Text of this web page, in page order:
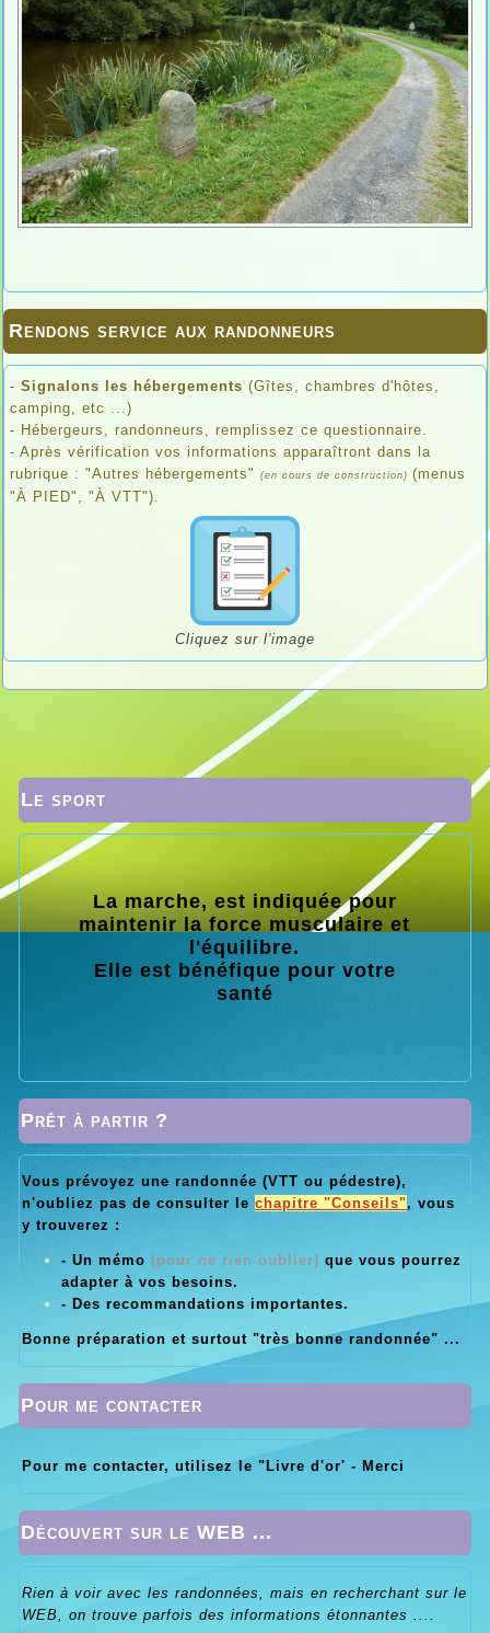
Rendons service aux randonneurs
- Signalons les hébergements (Gîtes, chambres d'hôtes,
camping, etc ...)
- Hébergeurs, randonneurs, remplissez ce questionnaire.
- Après vérification vos informations apparaîtront dans la
rubrique : "Autres hébergements"
(en cours de construction) (menus
"À PIED", "À VTT").
Cliquez sur l'image
Le sport
La marche, est indiquée pour
maintenir la force musculaire et
l'équilibre.
Elle est bénéfique pour votre
santé
Prêt à partir ?
Vous prévoyez une randonnée (VTT ou pédestre),
n'oubliez pas de consulter le chapitre "Conseils", vous
y trouverez :
- Un mémo (pour ne rien oublier) que vous pourrez
adapter à vos besoins.
- Des recommandations importantes.
Bonne préparation et surtout "très bonne randonnée" ...
Pour me contacter
Pour me contacter, utilisez le "Livre d'or' - Merci
Découvert sur le WEB ...
Rien à voir avec les randonnées, mais en recherchant sur le
WEB, on trouve parfois des informations étonnantes ....